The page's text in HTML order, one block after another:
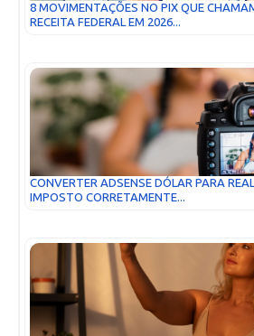
8 MOVIMENTAÇÕES NO PIX QUE
RECEITA FEDERAL EM 2026...
CONVERTER ADSENSE DÓLAR PARA
IMPOSTO CORRETAMENTE...